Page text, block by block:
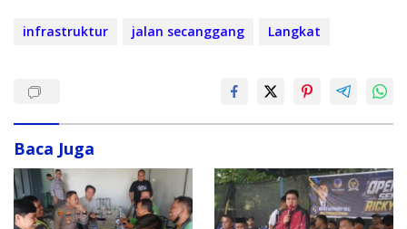
infrastruktur jalan secanggang Langkat
Baca Juga